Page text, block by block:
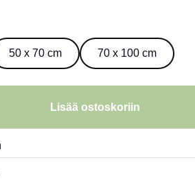
50 x 70 cm 70 x 100 cm
Lisää ostoskoriin